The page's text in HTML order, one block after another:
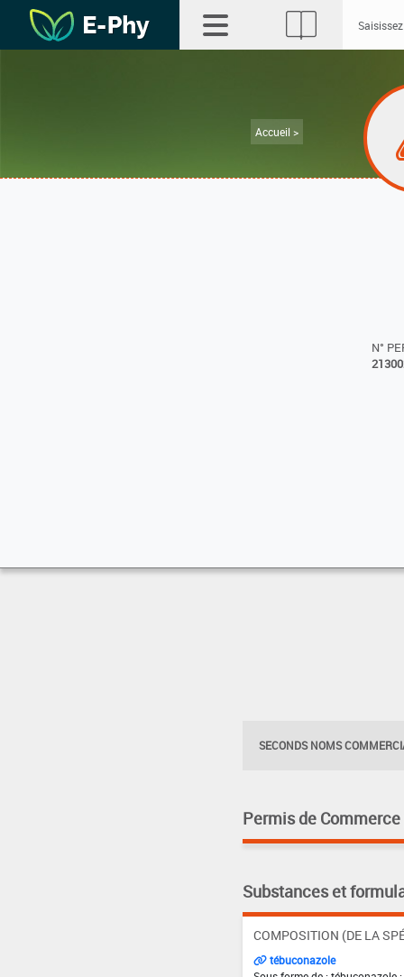
Accueil >
N°
SECONDS NOMS
Permis de
Substances et
COMPOSITION (DE LA
tébuconazole